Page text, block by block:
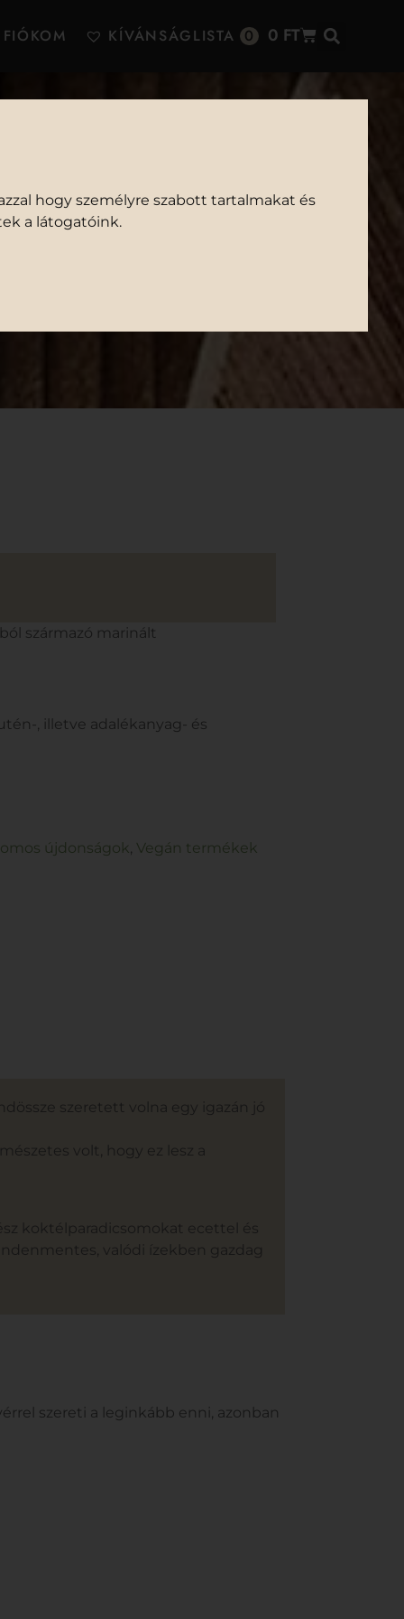
hogy személyre szabott tartalmakat és
a látogatóink.
FIÓKOM KÍVÁNSÁGLISTA 0 0 FT
származó marinált
, illetve adalékanyag- és
újdonságok, Vegán termékek
szeretett volna egy igazán jó
volt, hogy ez lesz a
koktélparadicsomokat ecettel és
valódi ízekben gazdag
szereti a leginkább enni, azonban